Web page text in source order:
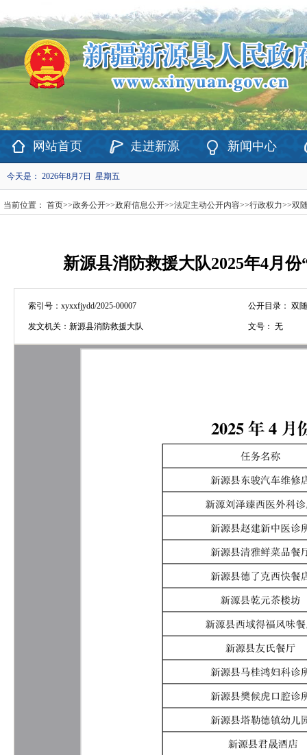
欢迎访问新疆维吾尔自治区新源县政府网站！
网站首页 走进新源 新闻中心
今天是： 2026年8月7日 星期五
当前位置： 首页>>政务公开>>政府信息公开>>法定主动公开内容>>行政权力>>双
新源县消防救援大队2025年4月
索引号： xyxxfjydd/2025-00007 公开目录： 双
发文机关： 新源县消防救援大队 文号： 无